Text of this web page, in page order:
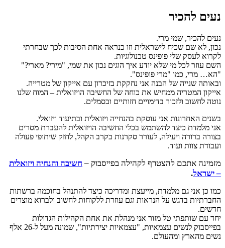
נעים להכיר
נעים להכיר, שמי מרי.
נכון, לא שם שכיח לישראלית וזו כנראה אחת הסיבות לכך שבחרתי
לקרוא לעסק שלי פופינס טכנולוגיות.
השם עוזר לכל מי שלא יודע איך הוגים נכון את שמי, "מירי? מארי?"
"הא… מרי, כמו "מרי פופינס".
ובאותה שנייה של הבנה אני נחקקת בזיכרון עם אייקון של מטרייה.
אייקון המטריה ממחיש את כוחה של החשיבה הויזואלית – המוח שלנו
נוטה לחשוב ולזכור בדימויים חזותיים ובסמלים.
בשנים האחרונות אני עוסקת בהנחייה ויזואלית ובתיעוד ויזואלי.
אני מלמדת כיצד להשתמש בכלי החשיבה הויזואלית להעברת מסרים
בצורה ברורה ויעילה, לעורר סקרנות בקרב הקהל, לחזק שיתופי פעולה
ועבודת צוות ועוד.
מזמינה אתכם להצטרף לקהילה בפייסבוק – חשיבה והנחיה ויזואלית
– ישראל.
כמו כן אני גם מלמדת, מייעצת ומדריכה כיצד להתנהל בחוכמה ברשתות
החברתיות בדגש על הנראות וגם עוזרת ללקוחות לחשוב ולברוא מוצרים
חדשים.
יחד עם שותפתי טל מזור אני מנהלת את אחת הקהילות הגדולות
בפייסבוק לנשים עצמאיות, "עצמאיות יצירתיות", שמונה מעל ל-26 אלף
נשים מהארץ ומהעולם.